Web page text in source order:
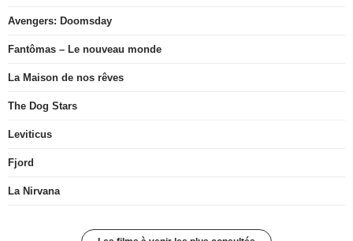
Avengers: Doomsday
Fantômas – Le nouveau monde
La Maison de nos rêves
The Dog Stars
Leviticus
Fjord
La Nirvana